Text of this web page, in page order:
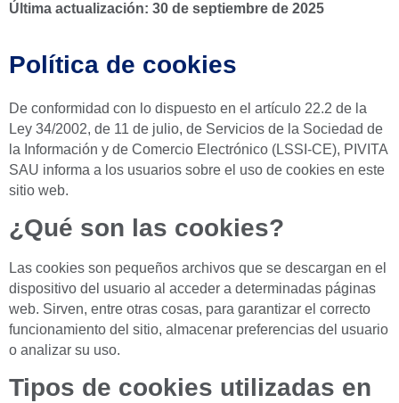
Última actualización: 30 de septiembre de 2025
Política de cookies
De conformidad con lo dispuesto en el artículo 22.2 de la
Ley 34/2002, de 11 de julio, de Servicios de la Sociedad de
la Información y de Comercio Electrónico (LSSI-CE), PIVITA
SAU informa a los usuarios sobre el uso de cookies en este
sitio web.
¿Qué son las cookies?
Las cookies son pequeños archivos que se descargan en el
dispositivo del usuario al acceder a determinadas páginas
web. Sirven, entre otras cosas, para garantizar el correcto
funcionamiento del sitio, almacenar preferencias del usuario
o analizar su uso.
Tipos de cookies utilizadas en